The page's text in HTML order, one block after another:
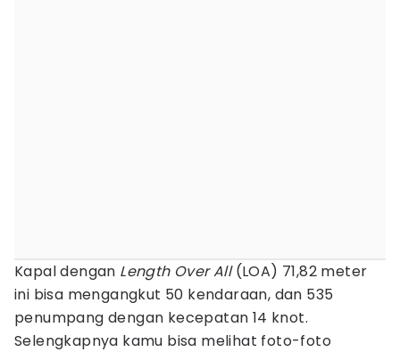
Kapal dengan Length Over All(LOA) 71,82 meter
ini bisa mengangkut 50 kendaraan, dan 535
penumpang dengan kecepatan 14 knot.
Selengkapnya kamu bisa melihat foto-foto